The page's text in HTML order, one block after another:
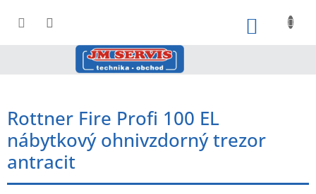
Rottner Fire Profi 100 EL
nábytkový ohnivzdorný trezor
antracit